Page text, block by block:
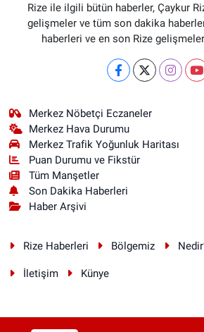
Rize ile ilgili bütün haberler, Çaykur
gelişmeler ve tüm son dakika
haberleri ve en son Rize
Merkez Nöbetçi Eczaneler
Merkez Hava Durumu
Merkez Trafik Yoğunluk Haritası
Puan Durumu ve Fikstür
Tüm Manşetler
Son Dakika Haberleri
Haber Arşivi
Rize Haberleri Bölgemiz
İletişim Künye